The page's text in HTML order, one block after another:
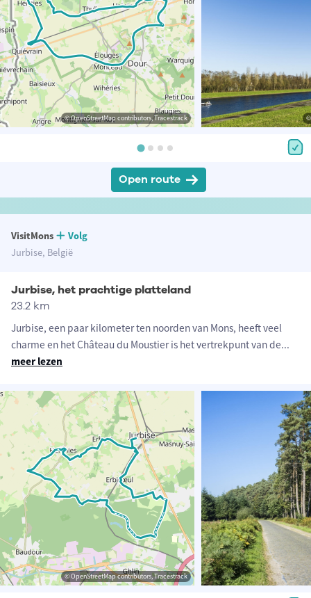
© OpenStreetMap contributors, Tracestrack ©
Open route
VisitMons
Volg
Jurbise, België
Jurbise, het prachtige platteland
23.2 km
Jurbise, een paar kilometer ten noorden van Mons, heeft veel
charme en het Château du Moustier is het vertrekpunt van de...
meer lezen
© OpenStreetMap contributors, Tracestrack